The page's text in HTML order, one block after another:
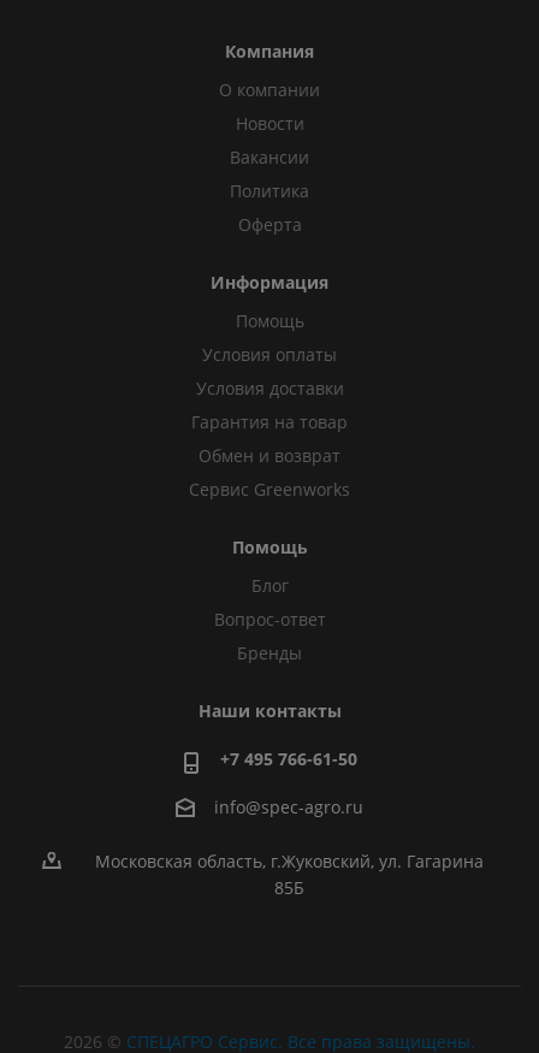
Компания
О компании
Новости
Вакансии
Политика
Оферта
Информация
Помощь
Условия оплаты
Условия доставки
Гарантия на товар
Обмен и возврат
Сервис Greenworks
Помощь
Блог
Вопрос-ответ
Бренды
Наши контакты
+7 495 766-61-50
info@spec-agro.ru
Московская область, г.Жуковский, ул. Гагарина
85Б
2026 © СПЕЦАГРО Сервис. Все права защищены.